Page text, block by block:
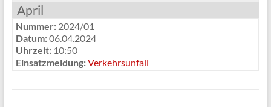
April
Nummer:2024/01
Datum:06.04.2024
Uhrzeit:10:50
Einsatzmeldung:Verkehrsunfall